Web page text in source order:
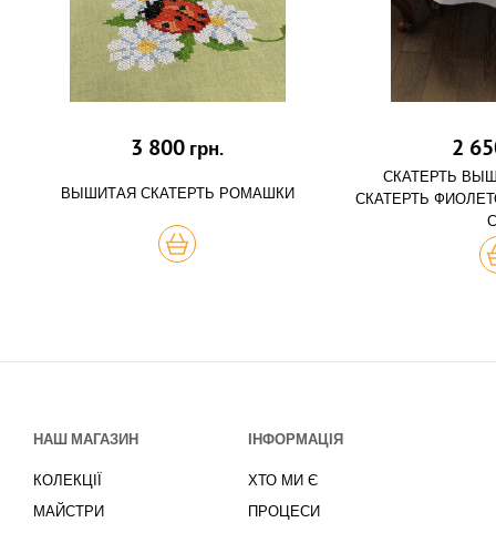
3 800 грн.
ВЫШИТАЯ СКАТЕРТЬ РОМАШКИ
КУПИТЬ
2
СКАТЕРТЬ
СКАТЕРТЬ
НАШ МАГАЗИН
КОЛЕКЦІЇ
МАЙСТРИ
ІНФОРМАЦІЯ
ХТО МИ Є
ПРОЦЕСИ